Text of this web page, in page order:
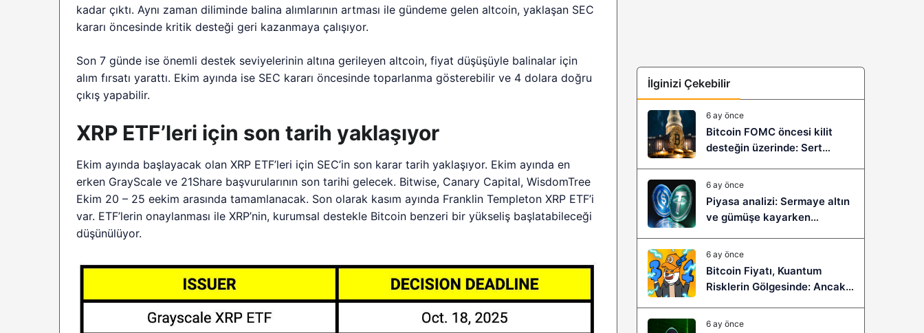
kadar çıktı. Aynı zaman diliminde balina alımlarının artması ile gündeme gelen altcoin, yaklaşan SEC
kararı öncesinde kritik desteği geri kazanmaya çalışıyor.
Son 7 günde ise önemli destek seviyelerinin altına gerileyen altcoin, fiyat düşüşüyle balinalar için
alım fırsatı yarattı. Ekim ayında ise SEC kararı öncesinde toparlanma gösterebilir ve 4 dolara doğru
çıkış yapabilir.
XRP ETF’leri için son tarih yaklaşıyor
Ekim ayında başlayacak olan XRP ETF’leri için SEC’in son karar tarih yaklaşıyor. Ekim ayında en
erken GrayScale ve 21Share başvurularının son tarihi gelecek. Bitwise, Canary Capital, WisdomTree
Ekim 20 – 25 eekim arasında tamamlanacak. Son olarak kasım ayında Franklin Templeton XRP ETF’i
var. ETF’lerin onaylanması ile XRP’nin, kurumsal destekle Bitcoin benzeri bir yükseliş başlatabileceği
düşünülüyor.
İlginizi Çekebilir
6 ay önce
Bitcoin FOMC öncesi kilit
desteğin üzerinde: Sert
geliyor?
6 ay önce
Piyasa analizi: Sermaye altın
ve gümüşe kayarken
6 ay önce
Bitcoin Fiyatı, Kuantum
Risklerin Gölgesinde: Ancak
Sıçramaya Yaşayabilir!
6 ay önce